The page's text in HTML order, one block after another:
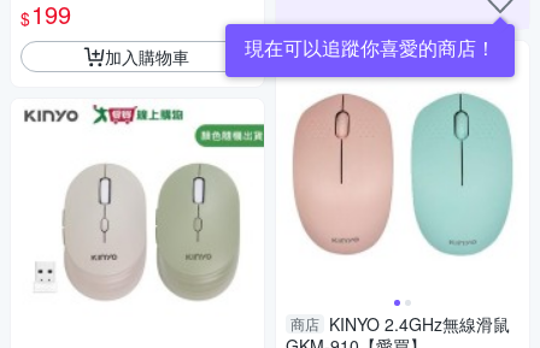
$199
加入購物車 現在可以追蹤你喜愛的商店！
商店 KINYO 2.4GHz無線滑鼠